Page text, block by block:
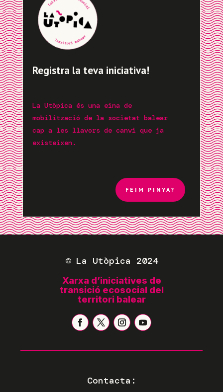
Registra la teva iniciativa!
La Utòpica és una eina de
mobilització de la societat balear
cap a les llavors de canvi que ja
existeixen.
FEIM PINYA?
© La Utòpica 2024
Xarxa d’iniciatives de
transició ecosocial del
territori balear
Contacta: